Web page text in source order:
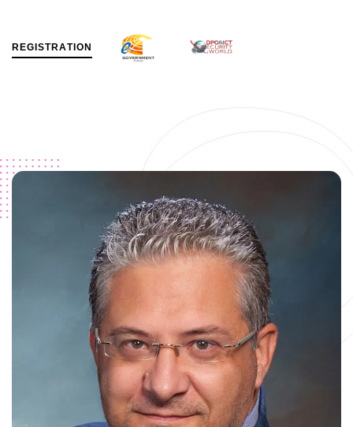
REGISTRATION